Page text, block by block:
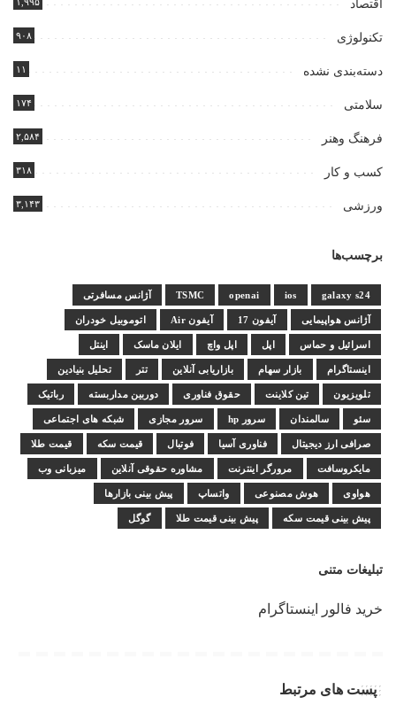
اقتصاد
تکنولوژی ۹۰۸
دسته‌بندی نشده ۱۱
سلامتی ۱۷۴
فرهنگ وهنر ۲,۵۸۴
کسب و کار ۳۱۸
ورزشی ۳,۱۴۳
برچسب‌ها
galaxy s24
ios
openai
TSMC آژانس مسافرتی
آژانس هواپیمایی آیفون 17 آیفون Air اتوموبیل خودران
اسرائیل و حماس اپل اپل واچ ایلان ماسک اینتل
اینستاگرام بازار سهام بازاریابی آنلاین تتر تحلیل بنیادین
تلویزیون تین کلاینت حقوق فناوری دوربین مداربسته رباتیک
سئو سالمندان سرور hp سرور مجازی شبکه های اجتماعی
صرافی ارز دیجیتال فناوری آسیا فوتبال قیمت سکه قیمت طلا
مایکروسافت مرورگر اینترنت مشاوره حقوقی آنلاین میزبانی وب
هواوی هوش مصنوعی واتساپ پیش بینی بازارها
پیش بینی قیمت سکه پیش بینی قیمت طلا گوگل
تبلیغات متنی
خرید فالور اینستاگرام
پست های مرتبط